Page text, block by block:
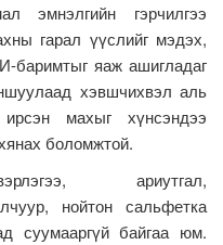
гэрчилгээ
гарал үүслийг мэдэх,
баримтыг яаж ашигладаг
хэвшчихвэл аль
махыг хүнсэндээ
боломжтой.
ариутгал,
нойтон сальфетка
суумааргүй байгаа юм.